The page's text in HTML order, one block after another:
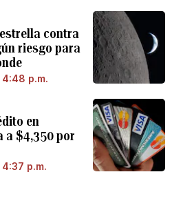
estrella contra
riesgo para
p.m.
en
a $4,350 por
p.m.